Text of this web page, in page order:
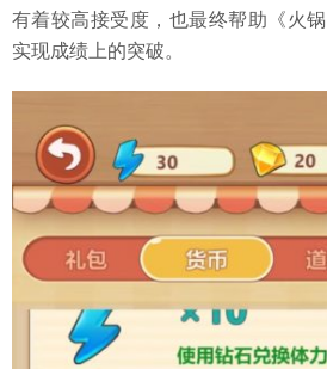
有着较高接受度，也最终帮助《火
实现成绩上的突破。